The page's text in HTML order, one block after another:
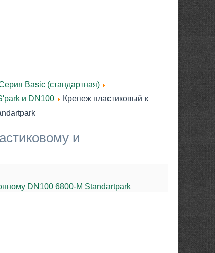
Basic (стандартная)
и DN100
Крепеж пластиковый к
и